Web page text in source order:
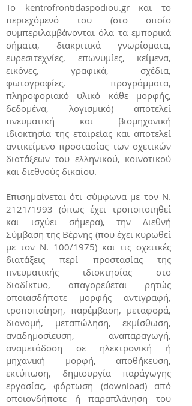
To kentrofrontidaspodiou.gr και το
περιεχόμενό του (στο οποίο
συμπεριλαμβάνονται όλα τα εμπορικά
σήματα, διακριτικά γνωρίσματα,
ευρεσιτεχνίες, επωνυμίες, κείμενα,
εικόνες, γραφικά, σχέδια,
φωτογραφίες, προγράμματα,
πληροφοριακό υλικό κάθε μορφής,
δεδομένα, λογισμικό) αποτελεί
πνευματική και βιομηχανική
ιδιοκτησία της εταιρείας και αποτελεί
αντικείμενο προστασίας των σχετικών
διατάξεων του ελληνικού, κοινοτικού
και διεθνούς δικαίου.
Επισημαίνεται ότι σύμφωνα με τον Ν.
2121/1993 (όπως έχει τροποποιηθεί
και ισχύει σήμερα), την Διεθνή
Σύμβαση της Βέρνης (που έχει κυρωθεί
με τον Ν. 100/1975) και τις σχετικές
διατάξεις περί προστασίας της
πνευματικής ιδιοκτησίας στο
διαδίκτυο, απαγορεύεται ρητώς
οποιασδήποτε μορφής αντιγραφή,
τροποποίηση, παρέμβαση, μεταφορά,
διανομή, μεταπώληση, εκμίσθωση,
αναδημοσίευση, αναπαραγωγή,
αναμετάδοση σε ηλεκτρονική ή
μηχανική μορφή, αποθήκευση,
εκτύπωση, δημιουργία παράγωγης
εργασίας, φόρτωση (download) από
οποιονδήποτε ή παραπλάνηση του